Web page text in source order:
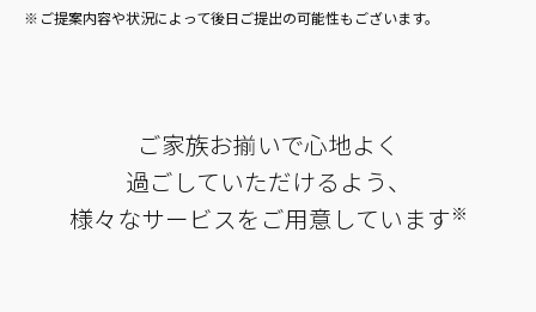
ご提案内容や状況によって後日ご提出の可能性もございます。
ご家族お揃いで心地よく
過ごしていただけるよう、
様々なサービスをご用意しています※